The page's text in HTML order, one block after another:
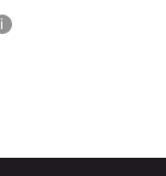
i